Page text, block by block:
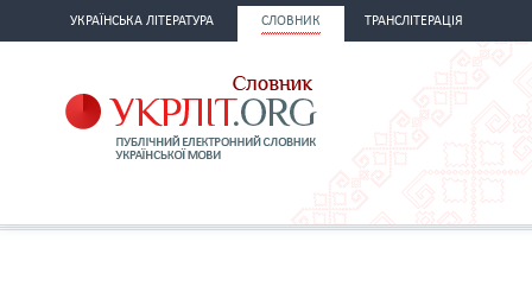
УКРАЇНСЬКА ЛІТЕРАТУРА СЛОВНИК ТРАНСЛІТЕРАЦІЯ